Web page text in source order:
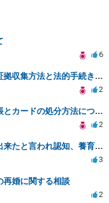
6
不貞行為に対する離婚に有利な証拠収集方法と法的手続きについて
2
離婚後の元配偶者名義の銀行通帳とカードの処分方法について
2
身体だけの関係の相手に子供が出来たと言われ認知、養育費を要求されているが自身の子供か分からない
3
再婚に関する相談
2